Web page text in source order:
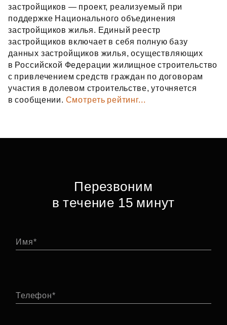
застройщиков — проект, реализуемый при
поддержке Национального объединения
застройщиков жилья. Единый реестр
застройщиков включает в себя полную базу
данных застройщиков жилья, осуществляющих
в Российской Федерации жилищное строительство
с привлечением средств граждан по договорам
участия в долевом строительстве, уточняется
в сообщении. Смотреть рейтинг...
Перезвоним
в течение 15 минут
Имя
Телефон